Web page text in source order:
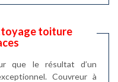
toiture
que le résultat d’un
Couvreur à